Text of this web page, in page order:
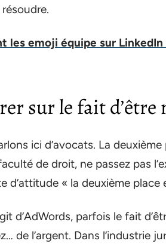
les emoji équipe sur
sur le fait d’être
ici d’avocats. La
de droit, ne passez pas
d’attitude « la deuxième
d’AdWords, parfois le fait
de l’argent. Dans l’industrie